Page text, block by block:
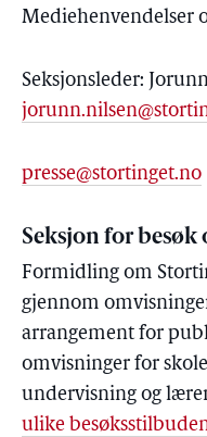
Mediehenvendelser
Seksjonsleder:
presse@stortinget.no
Seksjon for
Formidling om
gjennom
arrangement for
omvisninger for
undervisning og
ulike